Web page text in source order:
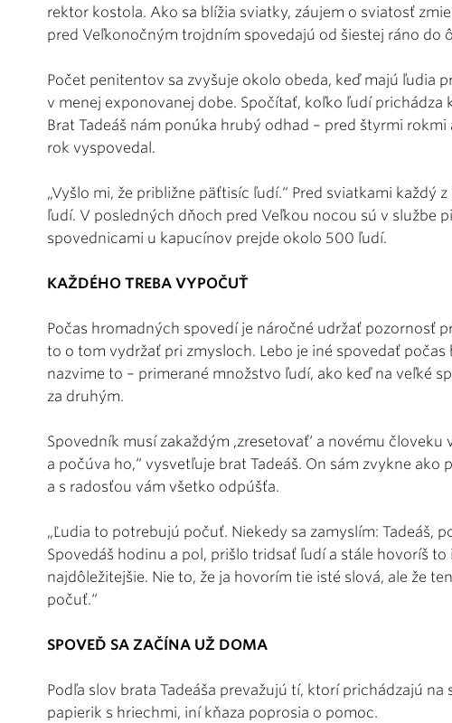
rektor kostola. Ako sa blížia sviatky, záujem o sviatosť
pred Veľkonočným trojdním spovedajú od šiestej ráno do
Počet penitentov sa zvyšuje okolo obeda, keď majú ľudia
v menej exponovanej dobe. Spočítať, koľko ľudí prichádza
Brat Tadeáš nám ponúka hrubý odhad – pred štyrmi
rok vyspovedal.
„Vyšlo mi, že približne päťtisíc ľudí.“ Pred sviatkami každý
ľudí. V posledných dňoch pred Veľkou nocou sú v službe
spovednicami u kapucínov prejde okolo 500 ľudí.
KAŽDÉHO TREBA VYPOČUŤ
Počas hromadných spovedí je náročné udržať pozornosť
to o tom vydržať pri zmysloch. Lebo je iné spovedať počas
nazvime to – primerané množstvo ľudí, ako keď na veľké
za druhým.
Spovedník musí zakaždým ,zresetovať‘ a novému
a počúva ho,“ vysvetľuje brat Tadeáš. On sám zvykne ako
a s radosťou vám všetko odpúšťa.
„Ľudia to potrebujú počuť. Niekedy sa zamyslím: Tadeáš,
Spovedáš hodinu a pol, prišlo tridsať ľudí a stále hovoríš to
najdôležitejšie. Nie to, že ja hovorím tie isté slová, ale že
počuť.“
SPOVEĎ SA ZAČÍNA UŽ DOMA
Podľa slov brata Tadeáša prevažujú tí, ktorí prichádzajú
papierik s hriechmi, iní kňaza poprosia o pomoc.